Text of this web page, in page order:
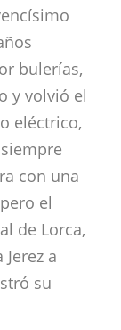
bulerías,
y volvió el
eléctrico,
con una
el
de Lorca,
a
su